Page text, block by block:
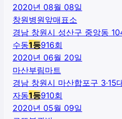
2020년 08월 08일
창원병원앞매표소
경남 창원시 성산구 중앙동
수동1등916회
2020년 06월 20일
마산부림마트
경남 창원시 마산합포구 3·15
자동1등910회
2020년 05월 09일